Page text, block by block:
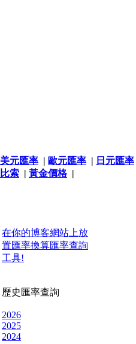
美元匯率 | 歐元匯率 | 日元匯率
比索 | 黃金價格|
在你的博客網站上放
置匯率換算匯率查詢
工具!
歷史匯率查詢
2026
2025
2024